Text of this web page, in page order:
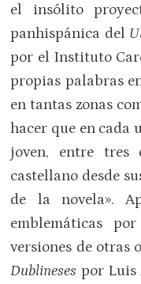
el insólito
panhispánica del
por el Instituto
propias palabras
en tantas zonas
hacer que en cada
joven, entre tres
castellano desde
de la novela».
emblemáticas
versiones de otras
Dublineses por Luis